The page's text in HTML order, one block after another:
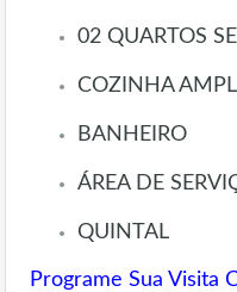
02 QUARTOS
COZINHA
BANHEIRO
ÁREA DE
QUINTAL
Programe Sua Visita